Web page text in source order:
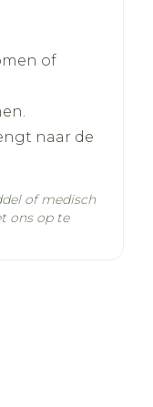
–
–
of
naar de
of medisch
ons op te